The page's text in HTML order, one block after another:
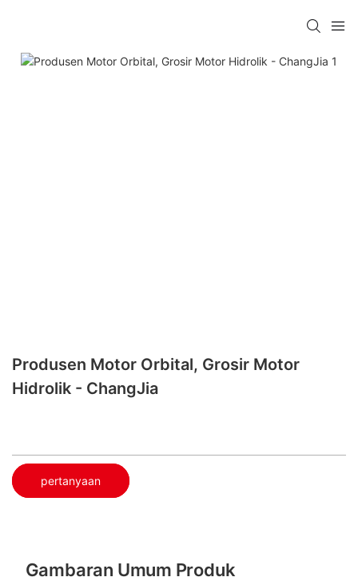
Produsen Motor Orbital, Grosir Motor
Hidrolik - ChangJia
pertanyaan
Gambaran Umum Produk